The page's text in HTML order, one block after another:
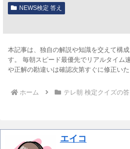
NEWS検定 答え
本記事は、独自の解説や知識を交えて構
す。 毎朝スピード最優先でリアルタイム
や正解の勘違いは確認次第すぐに修正いた
ホーム テレ朝 検定クイズの答
エイコ